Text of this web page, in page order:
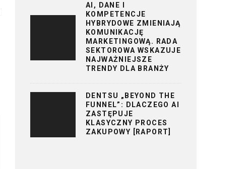
AI, DANE I
KOMPETENCJE
HYBRYDOWE ZMIENIAJĄ
KOMUNIKACJĘ
MARKETINGOWĄ. RADA
SEKTOROWA WSKAZUJE
NAJWAŻNIEJSZE
TRENDY DLA BRANŻY
DENTSU „BEYOND THE
FUNNEL”: DLACZEGO AI
ZASTĘPUJE
KLASYCZNY PROCES
ZAKUPOWY [RAPORT]